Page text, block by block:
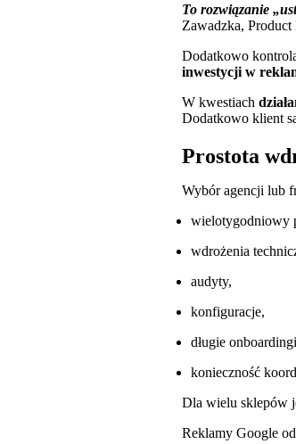
To rozwiązanie
Zawadzka,
Dodatkowo
inwestycji w
W kwestiach
Dodatkowo klient
Prostota
Wybór agencji lub
wielotygodniowy
wdrożenia
audyty,
konfiguracje,
długie
konieczność
Dla wielu sklepów
Reklamy Google